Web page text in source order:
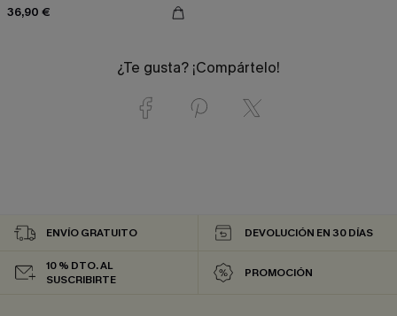
36,90 €
¿Te gusta? ¡Compártelo!
ENVÍO GRATUITO DEVOLUCIÓN EN 30 DÍAS
10 % DTO. AL
SUSCRIBIRTE
PROMOCIÓN